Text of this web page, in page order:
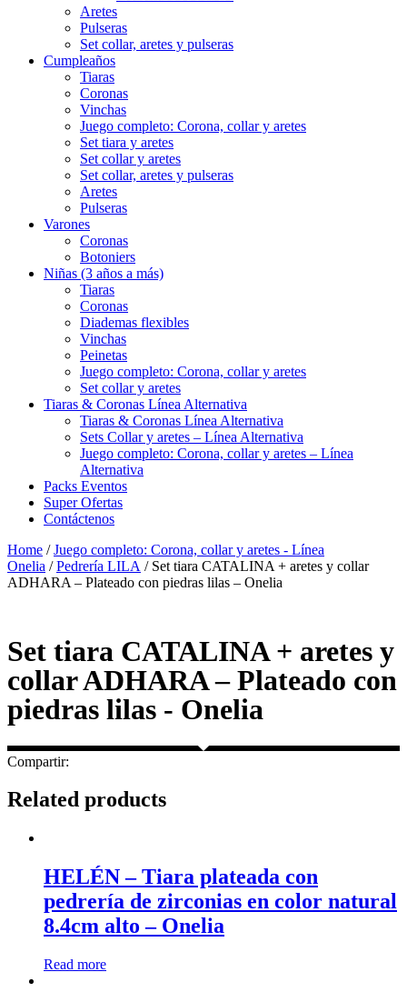
Aretes
Pulseras
Set collar, aretes y pulseras
Cumpleaños
Tiaras
Coronas
Vinchas
Juego completo: Corona, collar y aretes
Set tiara y aretes
Set collar y aretes
Set collar, aretes y pulseras
Aretes
Pulseras
Varones
Coronas
Botoniers
Niñas (3 años a más)
Tiaras
Coronas
Diademas flexibles
Vinchas
Peinetas
Juego completo: Corona, collar y aretes
Set collar y aretes
Tiaras & Coronas Línea Alternativa
Tiaras & Coronas Línea Alternativa
Sets Collar y aretes – Línea Alternativa
Juego completo: Corona, collar y aretes – Línea
Alternativa
Packs Eventos
Super Ofertas
Contáctenos
Home /Juego completo: Corona, collar y aretes - Línea
Onelia /Pedrería LILA / Set tiara CATALINA + aretes y collar
ADHARA – Plateado con piedras lilas – Onelia
Set tiara CATALINA + aretes y
collar ADHARA – Plateado con
piedras lilas - Onelia
Compartir:
Related products
HELÉN – Tiara plateada con
pedrería de zirconias en color natural
8.4cm alto – Onelia
Read more